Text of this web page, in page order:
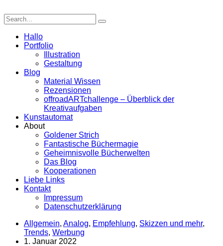
Hallo
Portfolio
Illustration
Gestaltung
Blog
Material Wissen
Rezensionen
offroadARTchallenge – Überblick der
Kreativaufgaben
Kunstautomat
About
Goldener Strich
Fantastische Büchermagie
Geheimnisvolle Bücherwelten
Das Blog
Kooperationen
Liebe Links
Kontakt
Impressum
Datenschutzerklärung
Allgemein, Analog, Empfehlung, Skizzen und mehr,
Trends, Werbung
1. Januar 2022